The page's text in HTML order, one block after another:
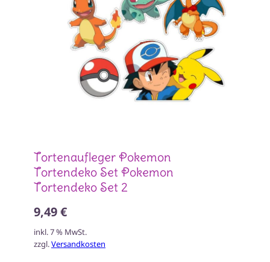
Tortenaufleger Pokemon
Tortendeko Set Pokemon
Tortendeko Set 2
9,49 €
inkl. 7 % MwSt.
zzgl.Versandkosten